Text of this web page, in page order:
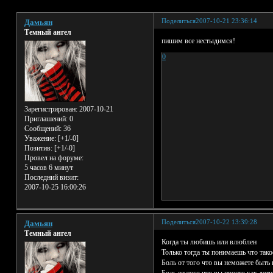
Поделиться2007-10-21 23:36:14
Дамьян
Темный ангел
Зарегистрирован: 2007-10-21
Приглашений:0
Сообщений:36
Уважение: [+1/-0]
Позитив: [+1/-0]
Провел на форуме:
5 часов 6 минут
Последний визит:
2007-10-25 16:00:26
пишим все нестыдимся!
0
Поделиться2007-10-22 13:39:28
Дамьян
Темный ангел
Когда ты любишь или влюблен
Только тогда ты понимаешь что
Боль от того что вы неможете быть